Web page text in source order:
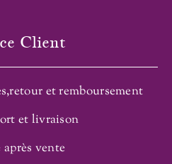
Client
et remboursement
et livraison
après vente